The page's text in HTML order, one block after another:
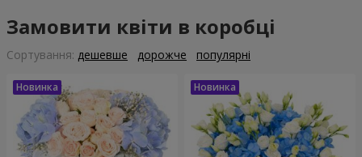
Замовити квіти в коробці
Сортування: дешевше дорожче популярні